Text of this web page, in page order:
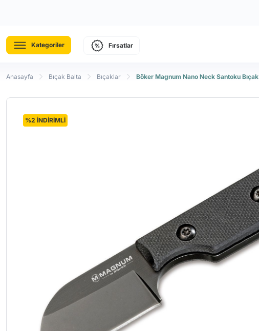
Kategoriler Fırsatlar
Anasayfa Bıçak Balta Bıçaklar Böker Magnum Nano Neck Santoku Bıçak
%2 İNDİRİMLİ